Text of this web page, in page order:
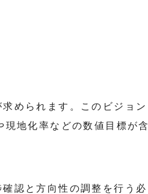
められます。このビジョン
地化率などの数値目標が含
認と方向性の調整を行う必